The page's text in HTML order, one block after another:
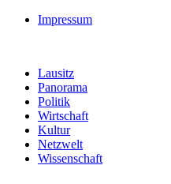
Impressum
Lausitz
Panorama
Politik
Wirtschaft
Kultur
Netzwelt
Wissenschaft